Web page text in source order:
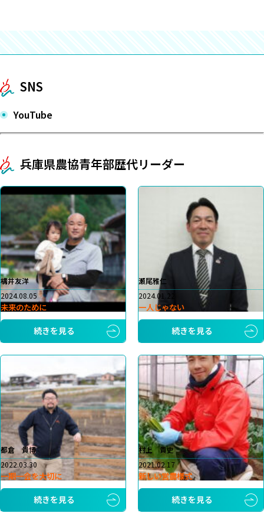
SNS
YouTube
兵庫県農協青年部歴代リーダー
構井友洋
2024.08.05
未来のために
続きを見る
瀬尾雅仁
2024.01.22
一人じゃない
続きを見る
都倉 貴博
2022.03.30
一期一会を大切に
続きを見る
村上 貴史
2021.02.17
新しい営農様式
続きを見る